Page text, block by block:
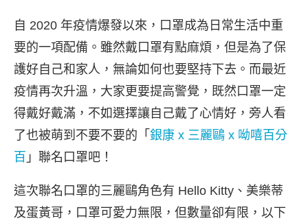
自 2020 年疫情爆發以來，口罩成為日常生活中重
要的一項配備。雖然戴口罩有點麻煩，但是為了保
護好自己和家人，無論如何也要堅持下去。而最近
疫情再次升溫，大家更要提高警覺，既然口罩一定
得戴好戴滿，不如選擇讓自己戴了心情好，旁人看
了也被萌到不要不要的「 銀康 x 三麗鷗 x 呦嘻百分
百 」聯名口罩吧！
這次聯名口罩的三麗鷗角色有 Hello Kitty、美樂蒂
及蛋黃哥， 口罩可愛力無限，但數量卻有限，以下